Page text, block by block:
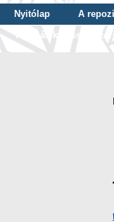
Nyitólap A
Tallózás kulcsszó